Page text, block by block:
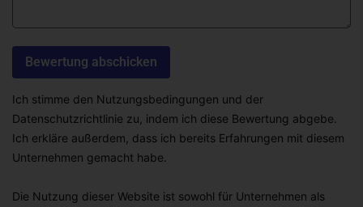
Ich stimme den Nutzungsbedingungen und der
Datenschutzrichtlinie zu, indem ich diese Bewertung abgebe.
Ich erkläre außerdem, dass ich bereits Erfahrungen mit diesem
Unternehmen gemacht habe.
Die Nutzung dieser Website ist sowohl für Unternehmen als